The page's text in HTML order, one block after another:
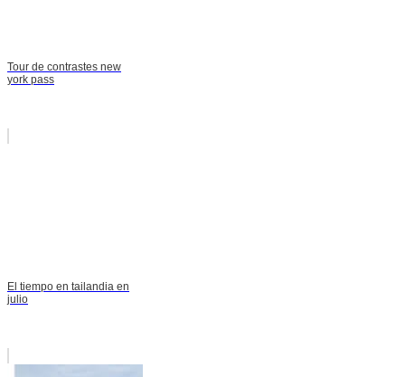
Tour de contrastes new
york pass
El tiempo en tailandia en
julio